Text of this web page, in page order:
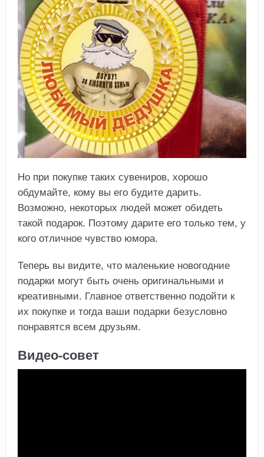
Но при покупке таких сувениров, хорошо
обдумайте, кому вы его будите дарить.
Возможно, некоторых людей может обидеть
такой подарок. Поэтому дарите его только тем, у
кого отличное чувство юмора.
Теперь вы видите, что маленькие новогодние
подарки могут быть очень оригинальными и
креативными. Главное ответственно подойти к
их покупке и тогда ваши подарки безусловно
понравятся всем друзьям.
Видео-совет